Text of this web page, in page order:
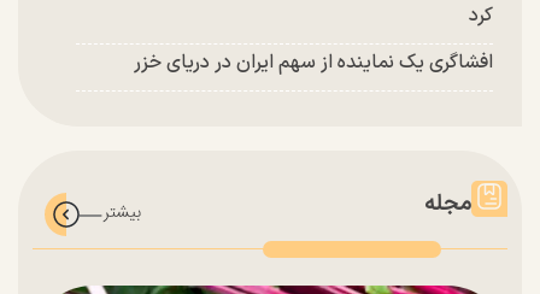
کرد
افشاگری یک نماینده از سهم ایران در دریای خزر
مجله